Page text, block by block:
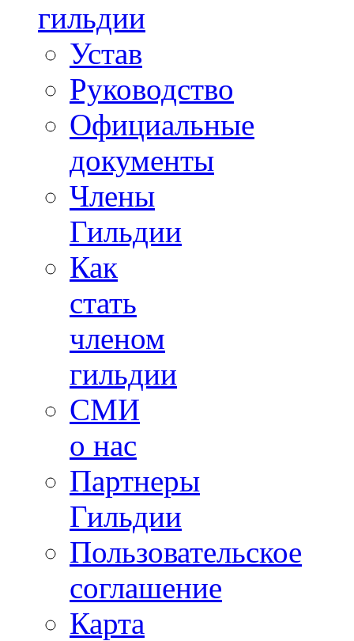
гильдии
Устав
Руководство
Официальные
документы
Члены
Гильдии
Как
стать
членом
гильдии
СМИ
о нас
Партнеры
Гильдии
Пользовательское
соглашение
Карта